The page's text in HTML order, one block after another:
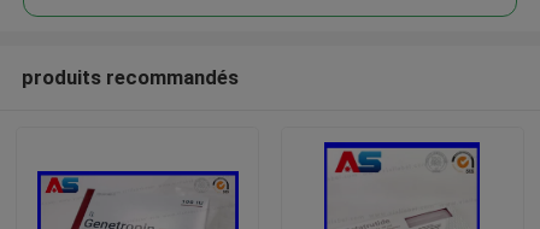
produits recommandés